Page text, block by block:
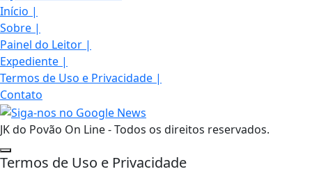
Início |
Sobre |
Painel do Leitor |
Expediente |
Termos de Uso e Privacidade |
Contato
JK do Povão On Line - Todos os direitos reservados.
Termos de Uso e Privacidade